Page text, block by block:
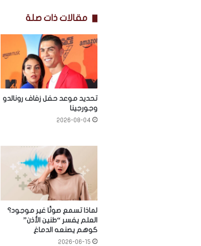
مقالات ذات صلة
تحديد موعد حفل زفاف رونالدو
وجورجينا
2026-08-04
لماذا تسمع صوتًا غير موجود؟
العلم يفسر “طنين الأذن”
كوهم يصنعه الدماغ
2026-06-15